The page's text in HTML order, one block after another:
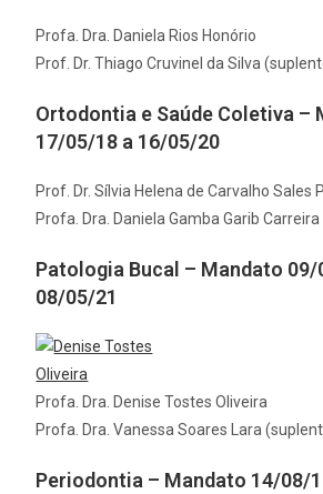
Profa. Dra. Daniela Rios Honório
Prof. Dr. Thiago Cruvinel da Silva
Ortodontia e Saúde Coletiva –
17/05/18 a 16/05/20
Prof. Dr. Sílvia Helena de Carvalho Sales
Profa. Dra. Daniela Gamba Garib
Patologia Bucal – Mandato 09/
08/05/21
Profa. Dra. Denise Tostes Oliveira
Profa. Dra. Vanessa Soares Lara
Periodontia – Mandato 14/08/